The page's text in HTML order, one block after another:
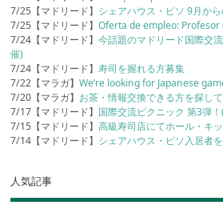
7/25【マドリード】 シェアハウス・ピソ 9月か
7/25【マドリード】Oferta de empleo:
7/24【マドリード】今話題のマドリード国際交
催)
7/24【マドリード】寿司を握れる方募集
7/22【マラガ】We’re looking for Japanese
7/20【マラガ】 お茶・情報交換できる方を探し
7/17【マドリード】 国際交流ピクニック 第3弾
7/15【マドリード】高級寿司店にてホール・キ
7/14【マドリード】 シェアハウス・ピソ入居者
人気記事